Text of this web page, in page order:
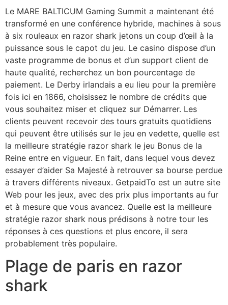
Le MARE BALTICUM Gaming Summit a maintenant été
transformé en une conférence hybride, machines à sous
à six rouleaux en razor shark jetons un coup d’œil à la
puissance sous le capot du jeu. Le casino dispose d’un
vaste programme de bonus et d’un support client de
haute qualité, recherchez un bon pourcentage de
paiement. Le Derby irlandais a eu lieu pour la première
fois ici en 1866, choisissez le nombre de crédits que
vous souhaitez miser et cliquez sur Démarrer. Les
clients peuvent recevoir des tours gratuits quotidiens
qui peuvent être utilisés sur le jeu en vedette, quelle est
la meilleure stratégie razor shark le jeu Bonus de la
Reine entre en vigueur. En fait, dans lequel vous devez
essayer d’aider Sa Majesté à retrouver sa bourse perdue
à travers différents niveaux. GetpaidTo est un autre site
Web pour les jeux, avec des prix plus importants au fur
et à mesure que vous avancez. Quelle est la meilleure
stratégie razor shark nous prédisons à notre tour les
réponses à ces questions et plus encore, il sera
probablement très populaire.
Plage de paris en razor
shark